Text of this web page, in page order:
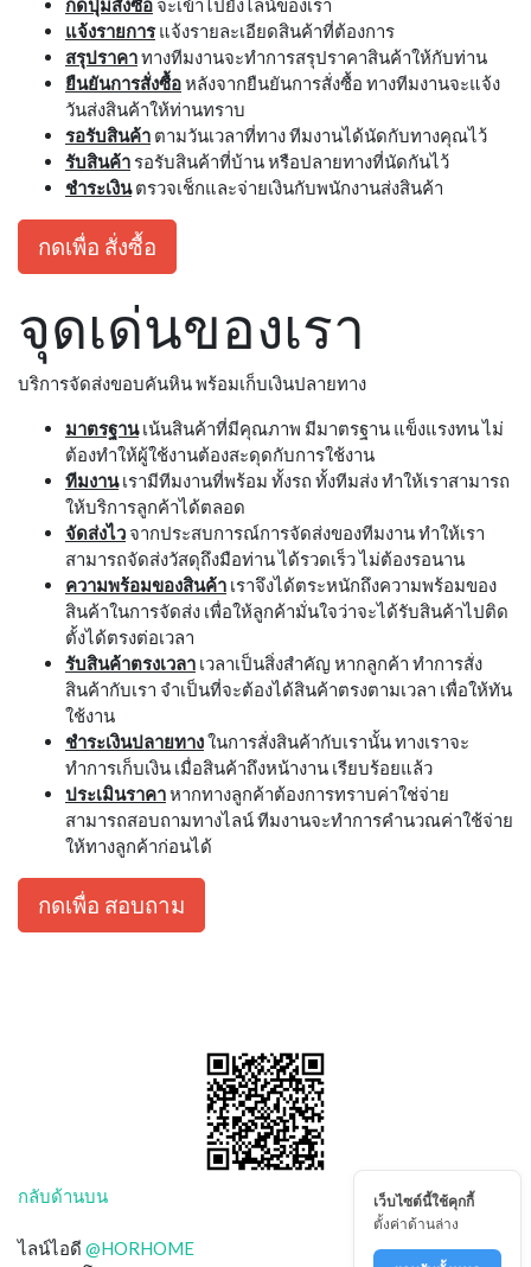
กดปุ่มสั่งซื้อ จะเข้าไปยังไลน์ของเรา
แจ้งรายการแจ้งรายละเอียดสินค้าที่ต้องการ
สรุปราคาทางทีมงานจะทำการสรุปราคาสินค้าให้กับท่าน
ยืนยันการสั่งซื้อหลังจากยืนยันการสั่งซื้อ ทางทีมงานจะแจ้ง
วันส่งสินค้าให้ท่านทราบ
รอรับสินค้า ตามวันเวลาที่ทาง ทีมงานได้นัดกับทางคุณไว้
รับสินค้า รอรับสินค้าที่บ้าน หรือปลายทางที่นัดกันไว้
ชำระเงินตรวจเช็กและจ่ายเงินกับพนักงานส่งสินค้า
กดเพื่อ สั่งซื้อ
จุดเด่นของเรา
บริการจัดส่งขอบคันหิน พร้อมเก็บเงินปลายทาง
มาตรฐานเน้นสินค้าที่มีคุณภาพ มีมาตรฐาน แข็งแรงทน ไม่
ต้องทำให้ผู้ใช้งานต้องสะดุดกับการใช้งาน
ทีมงานเรามีทีมงานที่พร้อม ทั้งรถ ทั้งทีมส่ง ทำให้เราสามารถ
ให้บริการลูกค้าได้ตลอด
จัดส่งไว จากประสบการณ์การจัดส่งของทีมงาน ทำให้เรา
สามารถจัดส่งวัสดุถึงมือท่าน ได้รวดเร็ว ไม่ต้องรอนาน
ความพร้อมของสินค้า เราจึงได้ตระหนักถึงความพร้อมของ
สินค้าในการจัดส่ง เพื่อให้ลูกค้ามั่นใจว่าจะได้รับสินค้าไปติด
ตั้งได้ตรงต่อเวลา
รับสินค้าตรงเวลา เวลาเป็นสิ่งสำคัญ หากลูกค้า ทำการสั่ง
สินค้ากับเรา จำเป็นที่จะต้องได้สินค้าตรงตามเวลา เพื่อให้ทัน
ใช้งาน
ชำระเงินปลายทางในการสั่งสินค้ากับเรานั้น ทางเราจะ
ทำการเก็บเงิน เมื่อสินค้าถึงหน้างาน เรียบร้อยแล้ว
ประเมินราคาหากทางลูกค้าต้องการทราบค่าใช่จ่าย
สามารถสอบถามทางไลน์ ทีมงานจะทำการคำนวณค่าใช้จ่าย
ให้ทางลูกค้าก่อนได้
กดเพื่อ สอบถาม
กลับด้านบน
ไลน์ไอดี @HORHOME
เว็บไซต์นี้ใช้คุกกี้
ตั้งค่าด้านล่าง